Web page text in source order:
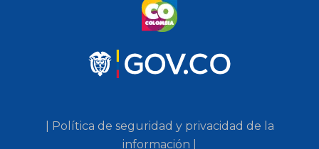
| Política de seguridad y privacidad de la
información |